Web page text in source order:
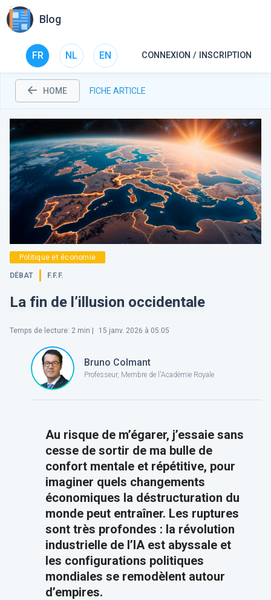
Blog
FR NL EN CONNEXION / INSCRIPTION
HOME FICHE ARTICLE
Politique et économie
DÉBAT F.F.F.
​La fin de l’illusion occidentale
Temps de lecture: 2 min | 15 janv. 2026 à 05:05
Bruno Colmant
Professeur, Membre de l'Académie Royale
Au risque de m’égarer, j’essaie sans
cesse de sortir de ma bulle de
confort mentale et répétitive, pour
imaginer quels changements
économiques la déstructuration du
monde peut entraîner. Les ruptures
sont très profondes : la révolution
industrielle de l’IA est abyssale et
les configurations politiques
mondiales se remodèlent autour
d’empires.